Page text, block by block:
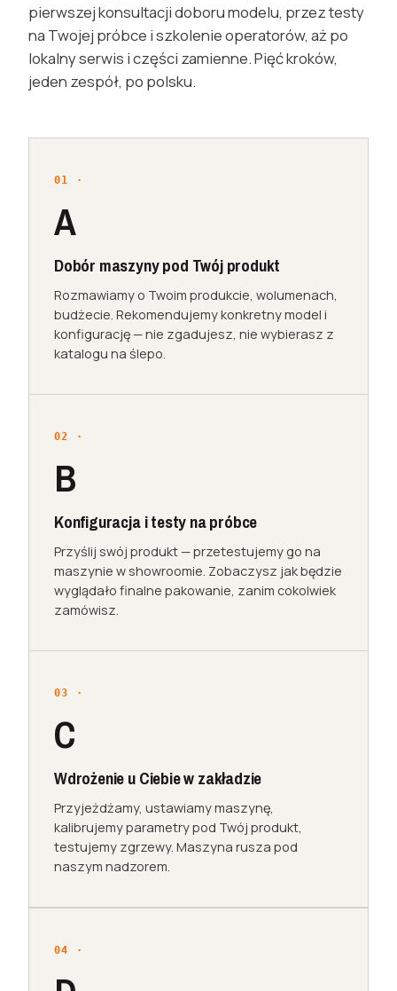
pierwszej konsultacji doboru modelu, przez testy
na Twojej próbce i szkolenie operatorów, aż po
lokalny serwis i części zamienne. Pięć kroków,
jeden zespół, po polsku.
A
Dobór maszyny pod Twój produkt
Rozmawiamy o Twoim produkcie, wolumenach,
budżecie. Rekomendujemy konkretny model i
konfigurację — nie zgadujesz, nie wybierasz z
katalogu na ślepo.
B
Konfiguracja i testy na próbce
Przyślij swój produkt — przetestujemy go na
maszynie w showroomie. Zobaczysz jak będzie
wyglądało finalne pakowanie, zanim cokolwiek
zamówisz.
C
Wdrożenie u Ciebie w zakładzie
Przyjeżdżamy, ustawiamy maszynę,
kalibrujemy parametry pod Twój produkt,
testujemy zgrzewy. Maszyna rusza pod
naszym nadzorem.